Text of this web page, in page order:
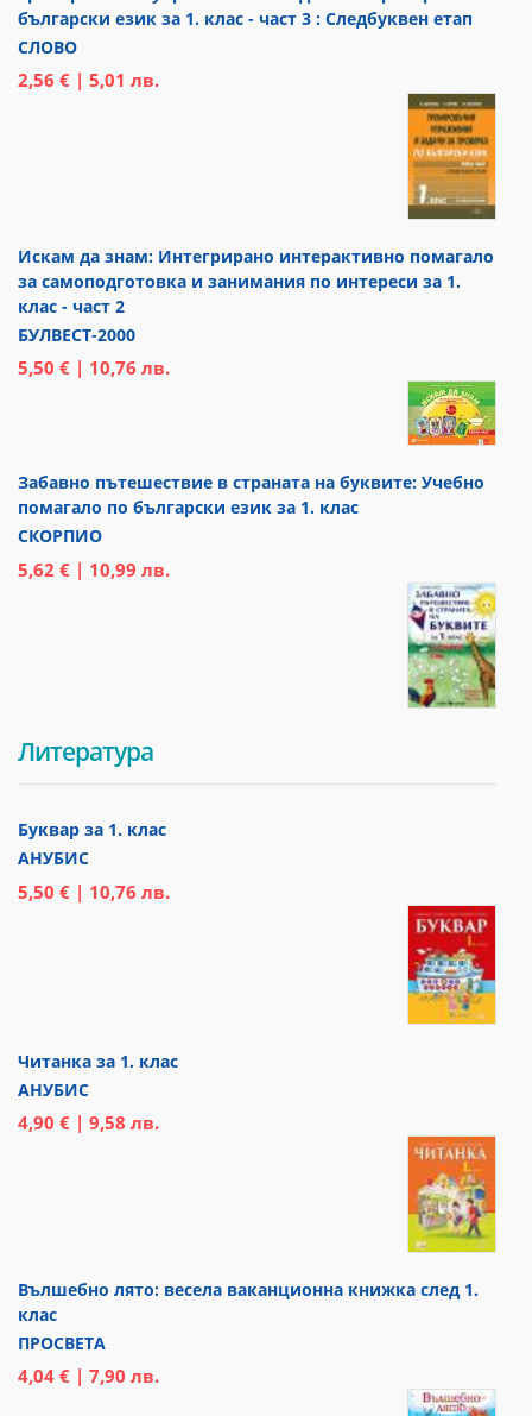
български език за 1. клас - част 3 : Следбуквен етап
СЛОВО
2,56 € | 5,01 лв.
Искам да знам: Интегрирано интерактивно помагало
за самоподготовка и занимания по интереси за 1.
клас - част 2
БУЛВЕСТ-2000
5,50 € | 10,76 лв.
Забавно пътешествие в страната на буквите: Учебно
помагало по български език за 1. клас
СКОРПИО
5,62 € | 10,99 лв.
Литература
Буквар за 1. клас
АНУБИС
5,50 € | 10,76 лв.
Читанка за 1. клас
АНУБИС
4,90 € | 9,58 лв.
Вълшебно лято: весела ваканционна книжка след 1.
клас
ПРОСВЕТА
4,04 € | 7,90 лв.